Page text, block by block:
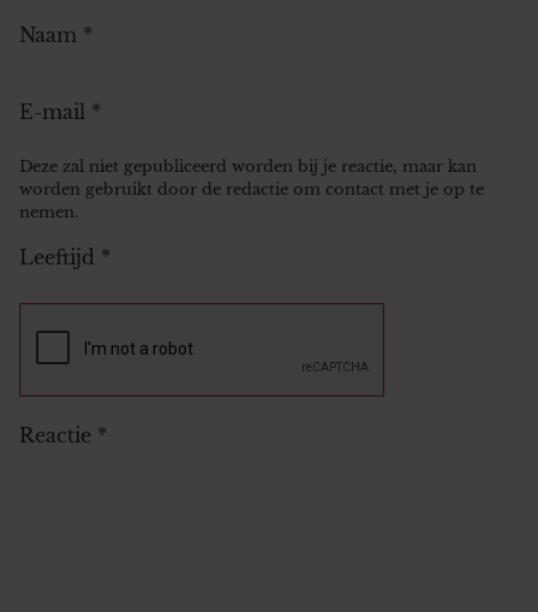
Naam *
E-mail *
Deze zal niet gepubliceerd worden bij je reactie, maar kan
worden gebruikt door de redactie om contact met je op te
nemen.
Leeftijd *
Reactie *